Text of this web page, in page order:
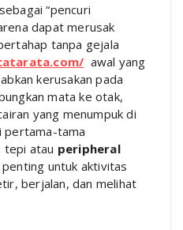
“pencuri
dapat merusak
tanpa gejala
awal yang
kerusakan pada
mata ke otak,
yang menumpuk di
pertama-tama
tepi atau peripheral
untuk aktivitas
berjalan, dan melihat